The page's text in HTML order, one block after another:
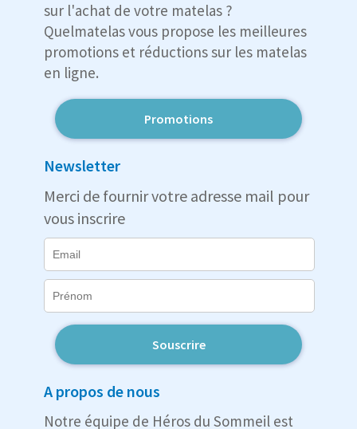
sur l'achat de votre matelas ?
Quelmatelas vous propose les meilleures
promotions et réductions sur les matelas
en ligne.
Promotions
Newsletter
Merci de fournir votre adresse mail pour
vous inscrire
Souscrire
A propos de nous
Notre équipe de Héros du Sommeil est